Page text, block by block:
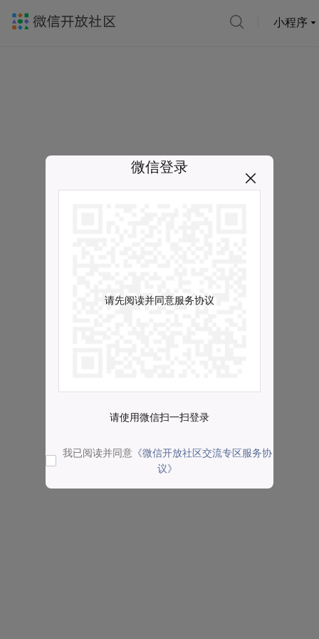
小程序
微信登录
请先阅读并同意服务协议
请使用微信扫一扫登录
我已阅读并同意 《微信开放社区交流专区服务协
议》